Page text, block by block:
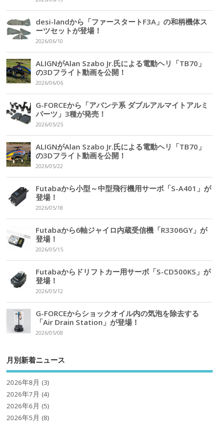
desi-landから「ファースタートF3A」の和柄機体ス
ーツセットが登場！
2026/06/10
ALIGNがAlan Szabo Jr.氏による電動ヘリ「TB70」
の3Dフライト動画を公開！
2026/06/06
G-FORCEから「アバンテ系 ダブルアルマイトアルミ
パーツ」3種が発売！
2026/05/25
ALIGNがAlan Szabo Jr.氏による電動ヘリ「TB70」
の3Dフライト動画を公開！
2026/05/22
Futabaから小型～中型飛行機用サーボ「S-A401」が
登場！
2026/05/18
Futabaから6軸ジャイロ内蔵受信機「R3306GY」が
登場！
2026/05/15
Futabaからドリフトカー用サーボ「S-CD500KS」が
登場！
2026/05/12
G-FORCEからショックオイル内の気泡を除去する
「Air Drain Station」が登場！
2026/05/08
月別新着ニュース
2026年8月 (3)
2026年7月 (4)
2026年6月 (5)
2026年5月 (8)